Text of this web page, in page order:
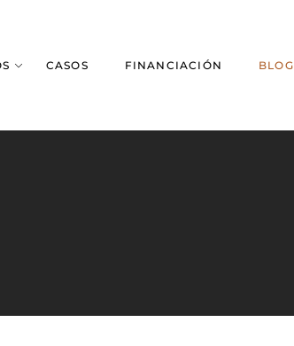
CASOS FINANCIACIÓN BLOG